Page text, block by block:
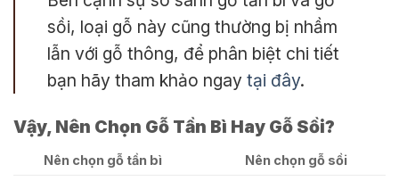
sồi, loại gỗ này cũng thường bị nhầm
lẫn với gỗ thông, để phân biệt chi tiết
bạn hãy tham khảo ngay tại đây.
Vậy, Nên Chọn Gỗ Tần Bì Hay Gỗ Sồi?
Nên chọn gỗ tần bì
Nên chọn gỗ sồi